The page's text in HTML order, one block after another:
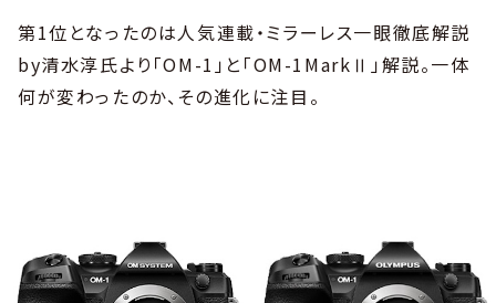
第1位となったのは人気連載・ミラーレス一眼徹底解説
by清水淳氏より「OM-1」と「OM-1MarkⅡ」解説。一体
何が変わったのか、その進化に注目。